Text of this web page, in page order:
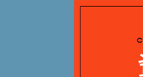
石川 滉大 (66)
神定 龍杜 (13)